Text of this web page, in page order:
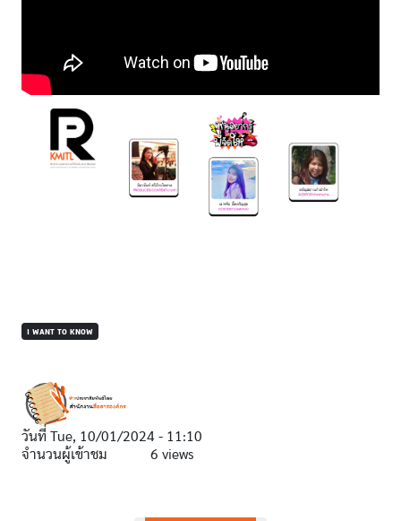
I WANT TO KNOW
วันที่ Tue, 10/01/2024 - 11:10
จำนวนผู้เข้าชม
6 views